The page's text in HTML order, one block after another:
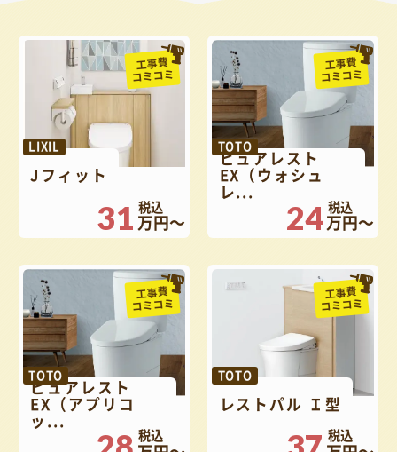
LIXIL
Jフィット
工事費
コミコミ
31 万円～
TOTO
ピュアレスト
EX（ウォシュ
レ...
工事費
コミコミ
24万円～
TOTO
ピュアレスト
EX（アプリコ
ッ...
工事費
コミコミ
TOTO
レストパル Ｉ型
工事費
コミコミ